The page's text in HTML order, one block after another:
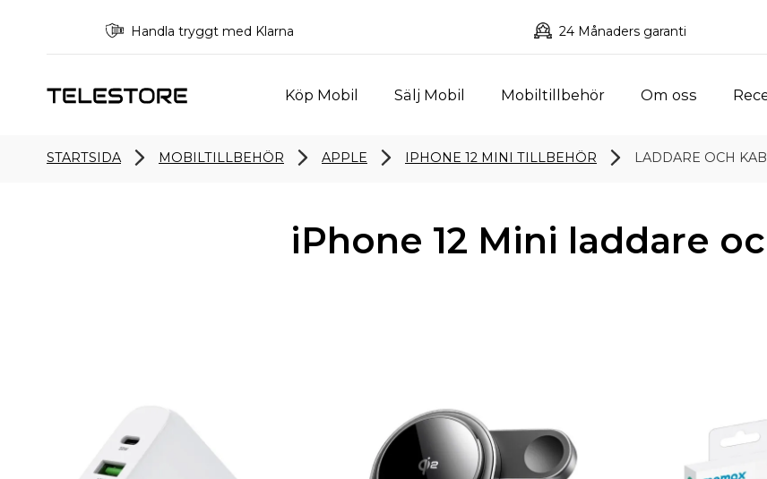
Handla tryggt med Klarna 24 Månaders garanti
Köp Mobil Sälj Mobil Mobiltillbehör Om oss
STARTSIDA MOBILTILLBEHÖR APPLE IPHONE 12 MINI TILLBEHÖR LADDARE OCH
iPhone 12 Mini laddare